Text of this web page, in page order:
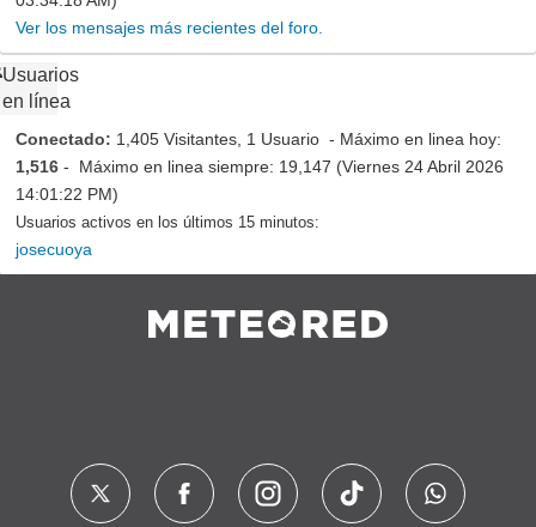
Ver los mensajes más recientes del foro.
Usuarios
en línea
Conectado: 1,405 Visitantes, 1 Usuario - Máximo en linea hoy:
1,516 - Máximo en linea siempre: 19,147 (Viernes 24 Abril 2026
14:01:22 PM)
Usuarios activos en los últimos 15 minutos:
josecuoya